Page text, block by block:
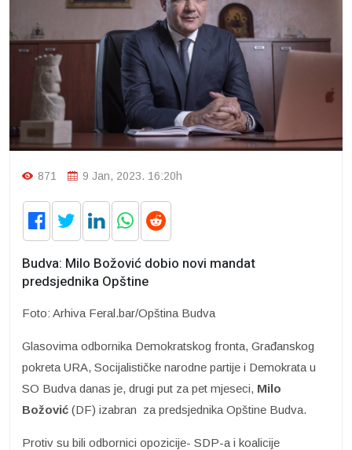
871 9 Jan, 2023. 16:20h
Budva: Milo Božović dobio novi mandat
predsjednika Opštine
Foto: Arhiva Feral.bar/Opština Budva
Glasovima odbornika Demokratskog fronta, Građanskog
pokreta URA, Socijalističke narodne partije i Demokrata u
SO Budva danas je, drugi put za pet mjeseci, Milo
Božović (DF) izabran za predsjednika Opštine Budva.
Protiv su bili odbornici opozicije- SDP-a i koalicije